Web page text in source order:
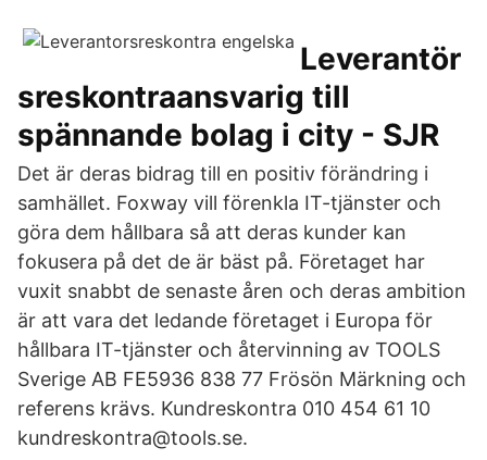
Leverantör
sreskontraansvarig till
spännande bolag i city - SJR
Det är deras bidrag till en positiv förändring i
samhället. Foxway vill förenkla IT-tjänster och
göra dem hållbara så att deras kunder kan
fokusera på det de är bäst på. Företaget har
vuxit snabbt de senaste åren och deras ambition
är att vara det ledande företaget i Europa för
hållbara IT-tjänster och återvinning av TOOLS
Sverige AB FE5936 838 77 Frösön Märkning och
referens krävs. Kundreskontra 010 454 61 10
kundreskontra@tools.se.